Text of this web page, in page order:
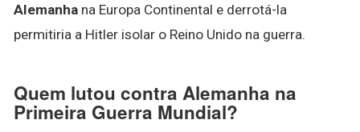
Alemanha na Europa Continental e derrotá-la
permitiria a Hitler isolar o Reino Unido na guerra.
Quem lutou contra Alemanha na
Primeira Guerra Mundial?